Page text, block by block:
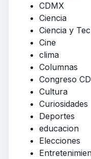
CDMX
Ciencia
Ciencia y
Cine
clima
Columnas
Congreso
Cultura
Curiosidades
Deportes
educacion
Elecciones